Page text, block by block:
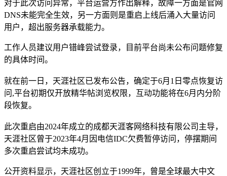
对于此次访问异常，平台运营方作出解释，故障一方面是官网
DNS未能完全生效，另一方面则是重启上线后涌入大量访问
用户，超出服务器承载能力。
工作人员建议用户错峰尝试登录，目前平台尚未公布问题修复
的具体时间。
就在前一日，天涯社区已发布公告，确定于6月1日零点恢复访
问,平台初期仅开放精华帖浏览权限，互动功能将在6月内分阶
段恢复。
此次重启由2024年成立的成都天涯客网络科技有限公司主导，
天涯社区曾于2023年4月因电信IDC欠费暂停访问，停摆期间
多次重启尝试均未成功。
公开资料显示，天涯社区创立于1999年，曾是全球最大中文